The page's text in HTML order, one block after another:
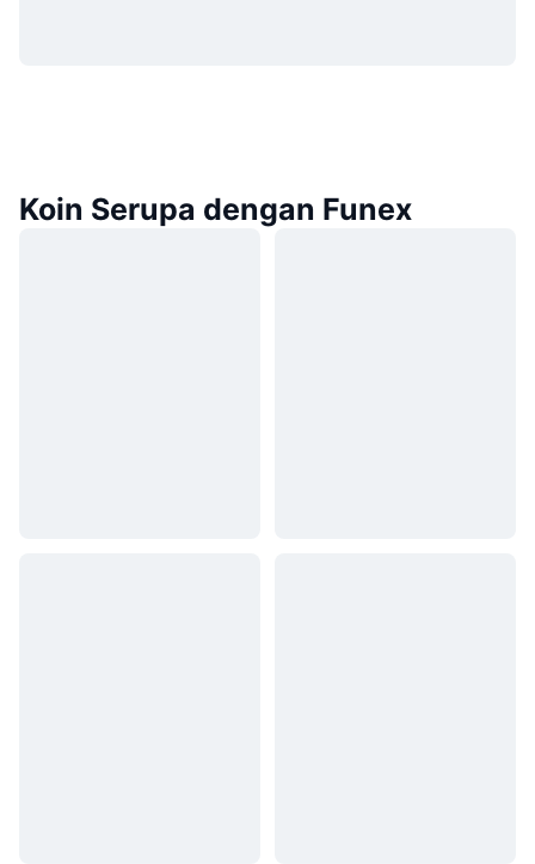
Koin Serupa dengan Funex